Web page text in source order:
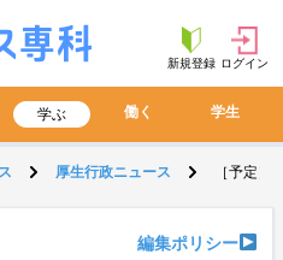
新規登録 ログイン
学ぶ 働く 学生
厚生行政ニュース ［予定
編集ポリシー